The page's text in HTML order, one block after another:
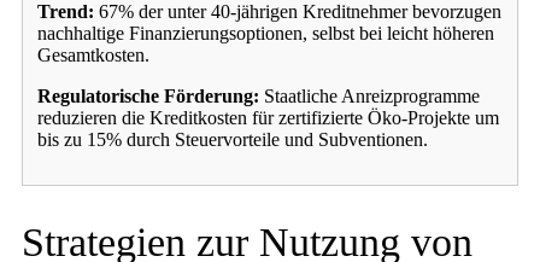
Trend: 67% der unter 40-jährigen Kreditnehmer bevorzugen
nachhaltige Finanzierungsoptionen, selbst bei leicht höheren
Gesamtkosten.
Regulatorische Förderung: Staatliche Anreizprogramme
reduzieren die Kreditkosten für zertifizierte Öko-Projekte um
bis zu 15% durch Steuervorteile und Subventionen.
Strategien zur Nutzung von